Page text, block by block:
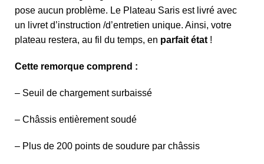
pose aucun problème. Le Plateau Saris est livré avec
un livret d’instruction /d’entretien unique. Ainsi, votre
plateau restera, au fil du temps, en parfait état !
Cette remorque comprend :
– Seuil de chargement surbaissé
– Châssis entièrement soudé
– Plus de 200 points de soudure par châssis